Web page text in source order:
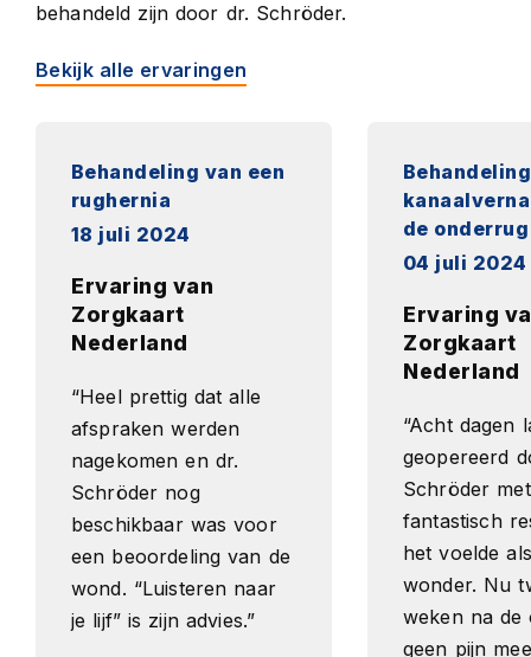
behandeld zijn door dr. Schröder.
Bekijk alle ervaringen
Behandeling van een
rughernia
18 juli 2024
Ervaring van
Zorgkaart
Nederland
“Heel prettig dat alle
afspraken werden
nagekomen en dr.
Schröder nog
beschikbaar was voor
een beoordeling van de
wond. “Luisteren naar
je lijf” is zijn advies.”
de onderrug
04 juli 2024
Ervaring
Zorgkaart
Nederland
“Acht dagen
geopereerd
Schröder
fantastisch
het voelde
wonder. Nu
weken na de
geen pijn